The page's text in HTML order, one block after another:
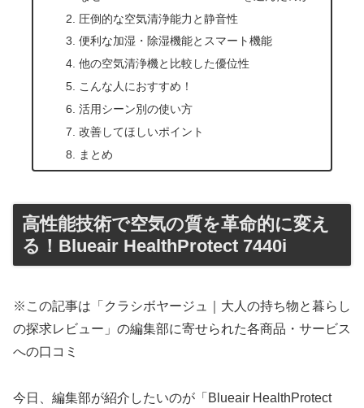
圧倒的な空気清浄能力と静音性
便利な加湿・除湿機能とスマート機能
他の空気清浄機と比較した優位性
こんな人におすすめ！
活用シーン別の使い方
改善してほしいポイント
まとめ
高性能技術で空気の質を革命的に変え
る！Blueair HealthProtect 7440i
※この記事は「クラシボヤージュ｜大人の持ち物と暮らし
の探求レビュー」の編集部に寄せられた各商品・サービス
への口コミ
今日、編集部が紹介したいのが「Blueair HealthProtect